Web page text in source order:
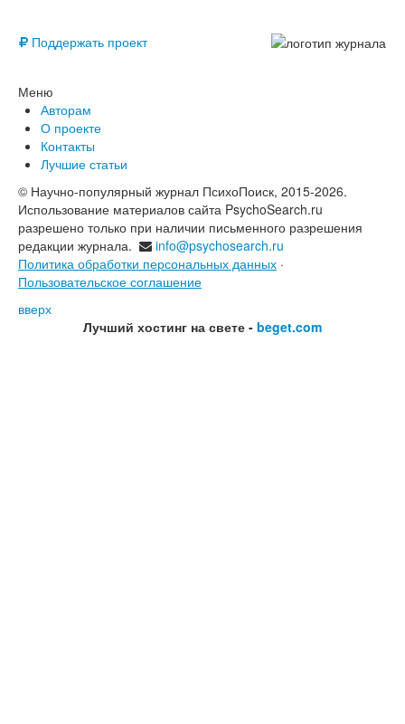
Поддержать проект
Меню
Авторам
О проекте
Контакты
Лучшие статьи
© Научно-популярный журнал ПсихоПоиск, 2015-2026.
Использование материалов сайта PsychoSearch.ru
разрешено только при наличии письменного разрешения
редакции журнала.
info@psychosearch.ru
Политика обработки персональных данных ·
Пользовательское соглашение
вверх
Лучший хостинг на свете - beget.com